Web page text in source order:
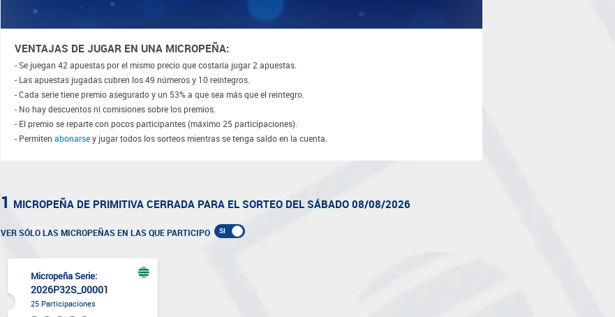
VENTAJAS DE JUGAR EN UNA MICROPEÑA:
- Se juegan 42 apuestas por el mismo precio que costaría jugar 2 apuestas.
- Las apuestas jugadas cubren los 49 números y 10 reintegros.
- Cada serie tiene premio asegurado y un 53% a que sea más que el reintegro.
- No hay descuentos ni comisiones sobre los premios.
- El premio se reparte con pocos participantes (máximo 25 participaciones).
- Permiten abonarse y jugar todos los sorteos mientras se tenga saldo en la cuenta.
1 MICROPEÑA DE PRIMITIVA CERRADA PARA EL SORTEO DEL SÁBADO 08/08/2026
VER SÓLO LAS MICROPEÑAS EN LAS QUE PARTICIPO
Micropeña Serie:
2026P32S_00001
25 Participaciones